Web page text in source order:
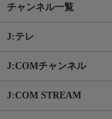
チャンネル一覧
J:テレ
J:COMチャンネル
J:COM STREAM